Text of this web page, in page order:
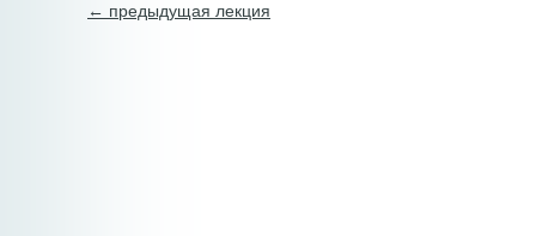
← предыдущая лекция